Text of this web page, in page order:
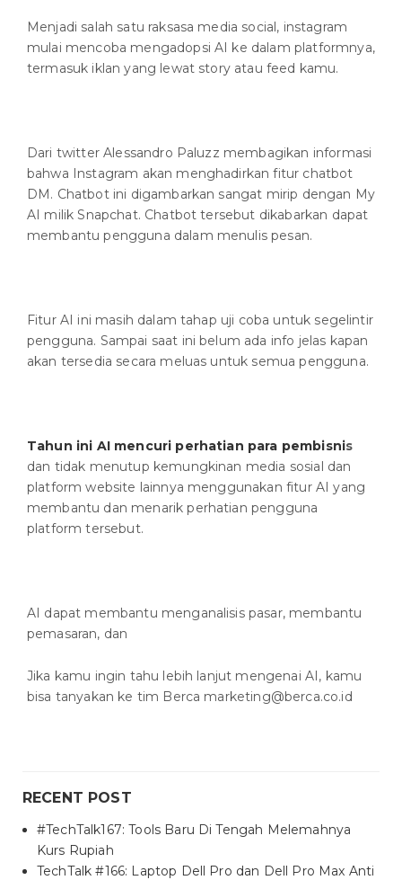
Menjadi salah satu raksasa media social, instagram
mulai mencoba mengadopsi AI ke dalam platformnya,
termasuk iklan yang lewat story atau feed kamu.
Dari twitter Alessandro Paluzz membagikan informasi
bahwa Instagram akan menghadirkan fitur chatbot
DM. Chatbot ini digambarkan sangat mirip dengan My
AI milik Snapchat. Chatbot tersebut dikabarkan dapat
membantu pengguna dalam menulis pesan.
Fitur AI ini masih dalam tahap uji coba untuk segelintir
pengguna. Sampai saat ini belum ada info jelas kapan
akan tersedia secara meluas untuk semua pengguna.
Tahun ini AI mencuri perhatian para pembisnis
dan tidak menutup kemungkinan media sosial dan
platform website lainnya menggunakan fitur AI yang
membantu dan menarik perhatian pengguna
platform tersebut.
AI dapat membantu menganalisis pasar, membantu
pemasaran, dan
Jika kamu ingin tahu lebih lanjut mengenai AI, kamu
bisa tanyakan ke tim Berca marketing@berca.co.id
RECENT POST
#TechTalk167: Tools Baru Di Tengah Melemahnya
Kurs Rupiah
TechTalk #166: Laptop Dell Pro dan Dell Pro Max Anti